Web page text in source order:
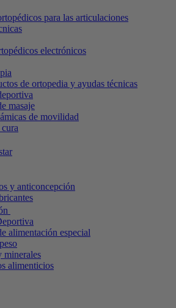
para las articulaciones
electrónicos
de ortopedia y ayudas técnicas
masaje
de movilidad
y anticoncepción
alimentación especial
minerales
alimenticios